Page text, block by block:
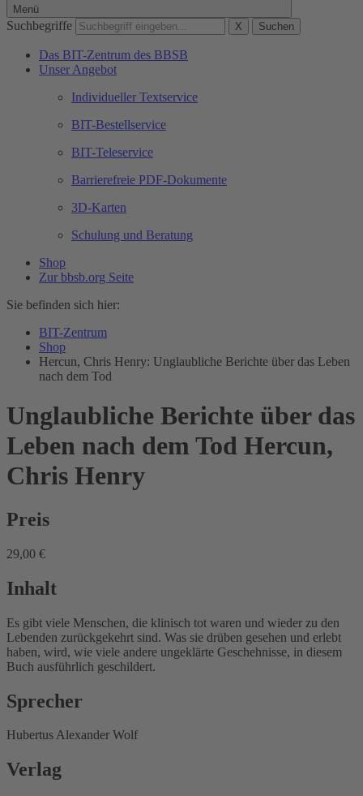
Menü
Suchbegriffe X Suchen
Das BIT-Zentrum des BBSB
Unser Angebot
Individueller Textservice
BIT-Bestellservice
BIT-Teleservice
Barrierefreie PDF-Dokumente
3D-Karten
Schulung und Beratung
Shop
Zur bbsb.org Seite
Sie befinden sich hier:
BIT-Zentrum
Shop
Hercun, Chris Henry: Unglaubliche Berichte über das Leben
nach dem Tod
Unglaubliche Berichte über das
Leben nach dem Tod Hercun,
Chris Henry
Preis
29,00 €
Inhalt
Es gibt viele Menschen, die klinisch tot waren und wieder zu den
Lebenden zurückgekehrt sind. Was sie drüben gesehen und erlebt
haben, wird, wie viele andere ungeklärte Geschehnisse, in diesem
Buch ausführlich geschildert.
Sprecher
Hubertus Alexander Wolf
Verlag